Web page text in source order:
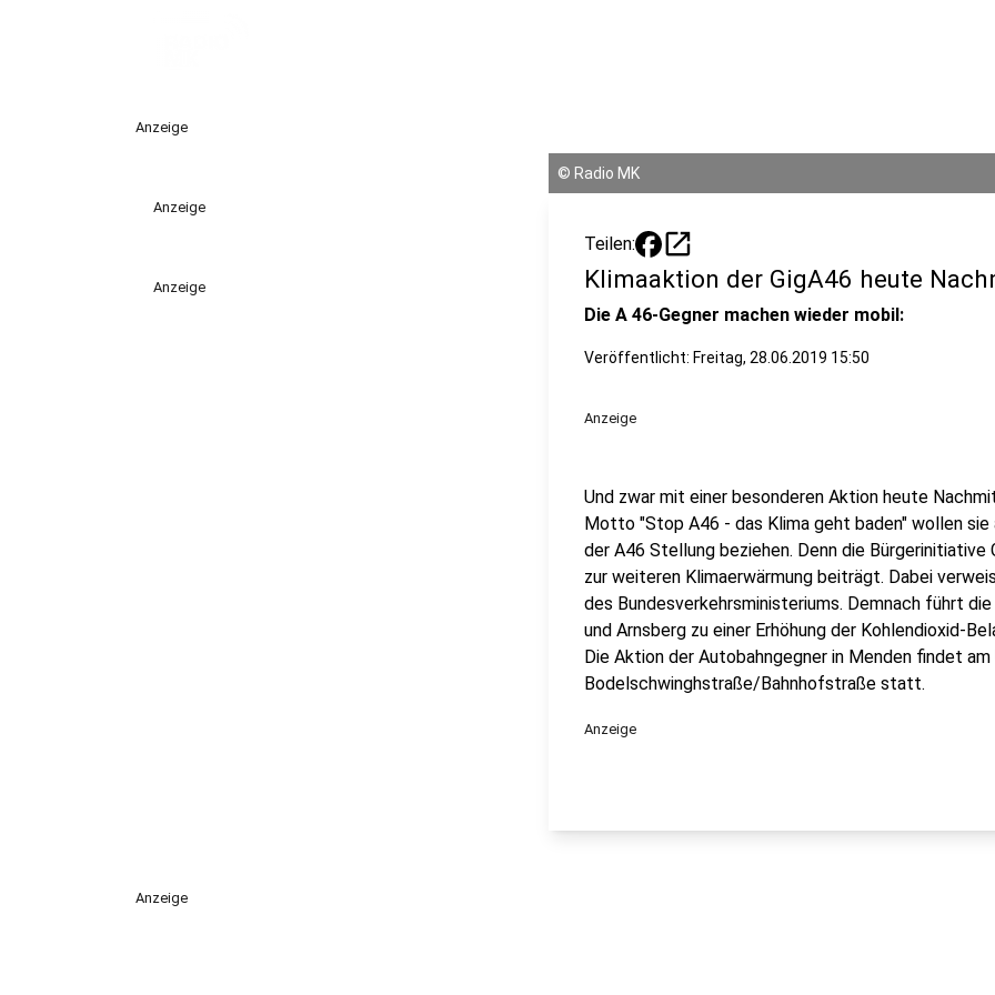
Anzeige
Anzeige
Anzeige
© Radio MK
Teilen: open_in_new
Klimaaktion der GigA46 heute
Die A 46-Gegner machen wieder mobil:
Veröffentlicht: Freitag, 28.06.2019 15:50
Anzeige
Und zwar mit einer besonderen Aktion heute
Motto "Stop A46 - das Klima geht baden" wollen sie
der A46 Stellung beziehen. Denn die
zur weiteren Klimaerwärmung beiträgt. Dabei
des Bundesverkehrsministeriums. Demnach führt
und Arnsberg zu einer Erhöhung der Kohlendioxid-
Die Aktion der Autobahngegner in Menden findet
Bodelschwinghstraße/Bahnhofstraße statt.
Anzeige
Anzeige